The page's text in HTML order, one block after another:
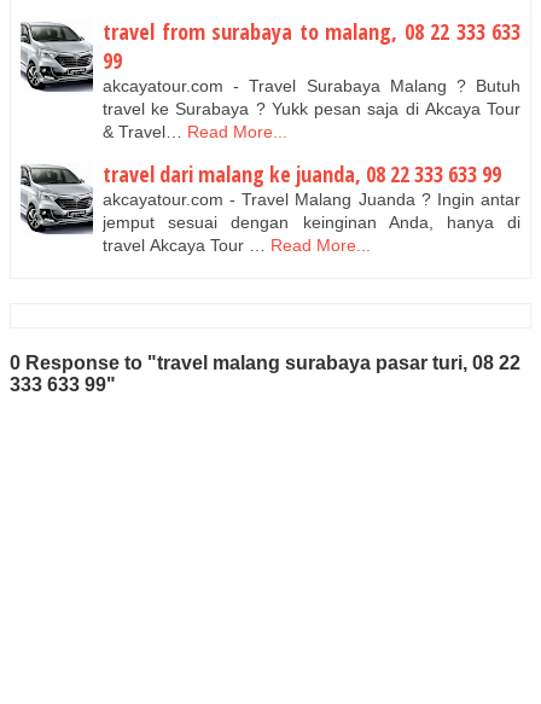
travel from surabaya to malang, 08 22 333 633
99
akcayatour.com - Travel Surabaya Malang ? Butuh
travel ke Surabaya ? Yukk pesan saja di Akcaya Tour
& Travel…
Read More...
travel dari malang ke juanda, 08 22 333 633 99
akcayatour.com - Travel Malang Juanda ? Ingin antar
jemput sesuai dengan keinginan Anda, hanya di
travel Akcaya Tour … Read More...
0 Response to "travel malang surabaya pasar turi, 08 22
333 633 99"